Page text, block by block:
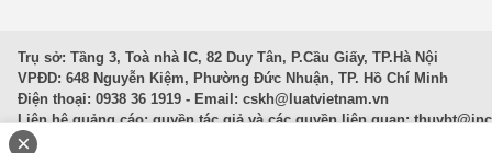
Trụ sở: Tầng 3, Toà nhà IC, 82 Duy Tân, P.Cầu Giấy, TP.Hà Nội
VPĐD: 648 Nguyễn Kiệm, Phường Đức Nhuận, TP. Hồ Chí Minh
Điện thoại: 0938 36 1919 - Email: cskh@luatvietnam.vn
Liên hệ quảng cáo; quyền tác giả và các quyền liên quan:
Văn Bản Pháp Luật
×